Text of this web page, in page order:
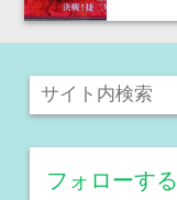
フォローする